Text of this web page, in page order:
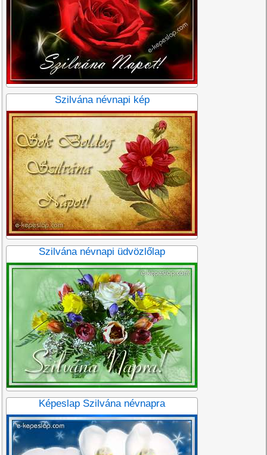
Szilvána névnapi kép
Szilvána névnapi üdvözlőlap
Képeslap Szilvána névnapra